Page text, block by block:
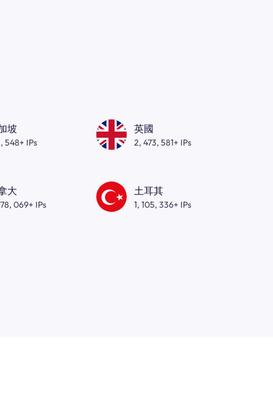
坡
548+ IPs
英國
2, 473, 581+ IPs
大
069+ IPs
土耳其
1, 105, 336+ IPs